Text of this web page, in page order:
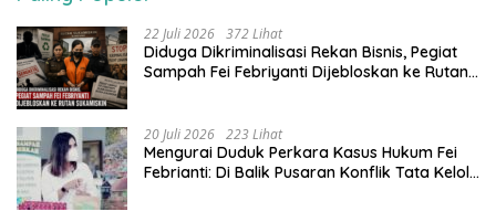
22 Juli 2026 372 Lihat
Diduga Dikriminalisasi Rekan Bisnis, Pegiat
Sampah Fei Febriyanti Dijebloskan ke Rutan
20 Juli 2026 223 Lihat
​Mengurai Duduk Perkara Kasus Hukum Fei
Febrianti: Di Balik Pusaran Konflik Tata Kelola